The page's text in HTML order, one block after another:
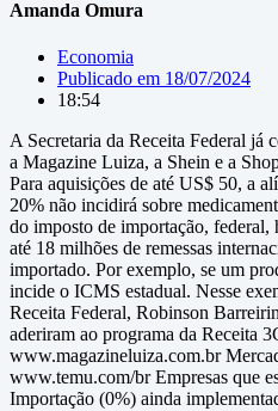
Amanda Omura
Economia
Publicado em 18/07/2024
18:54
A Secretaria da Receita Federal já
a Magazine Luiza, a Shein e a
Para aquisições de até US$ 50, a
20% não incidirá sobre
do imposto de importação, federal,
até 18 milhões de remessas
importado. Por exemplo, se um
incide o ICMS estadual. Nesse
Receita Federal, Robinson
aderiram ao programa da Receita
www.magazineluiza.com.br
www.temu.com/br Empresas que
Importação (0%) ainda